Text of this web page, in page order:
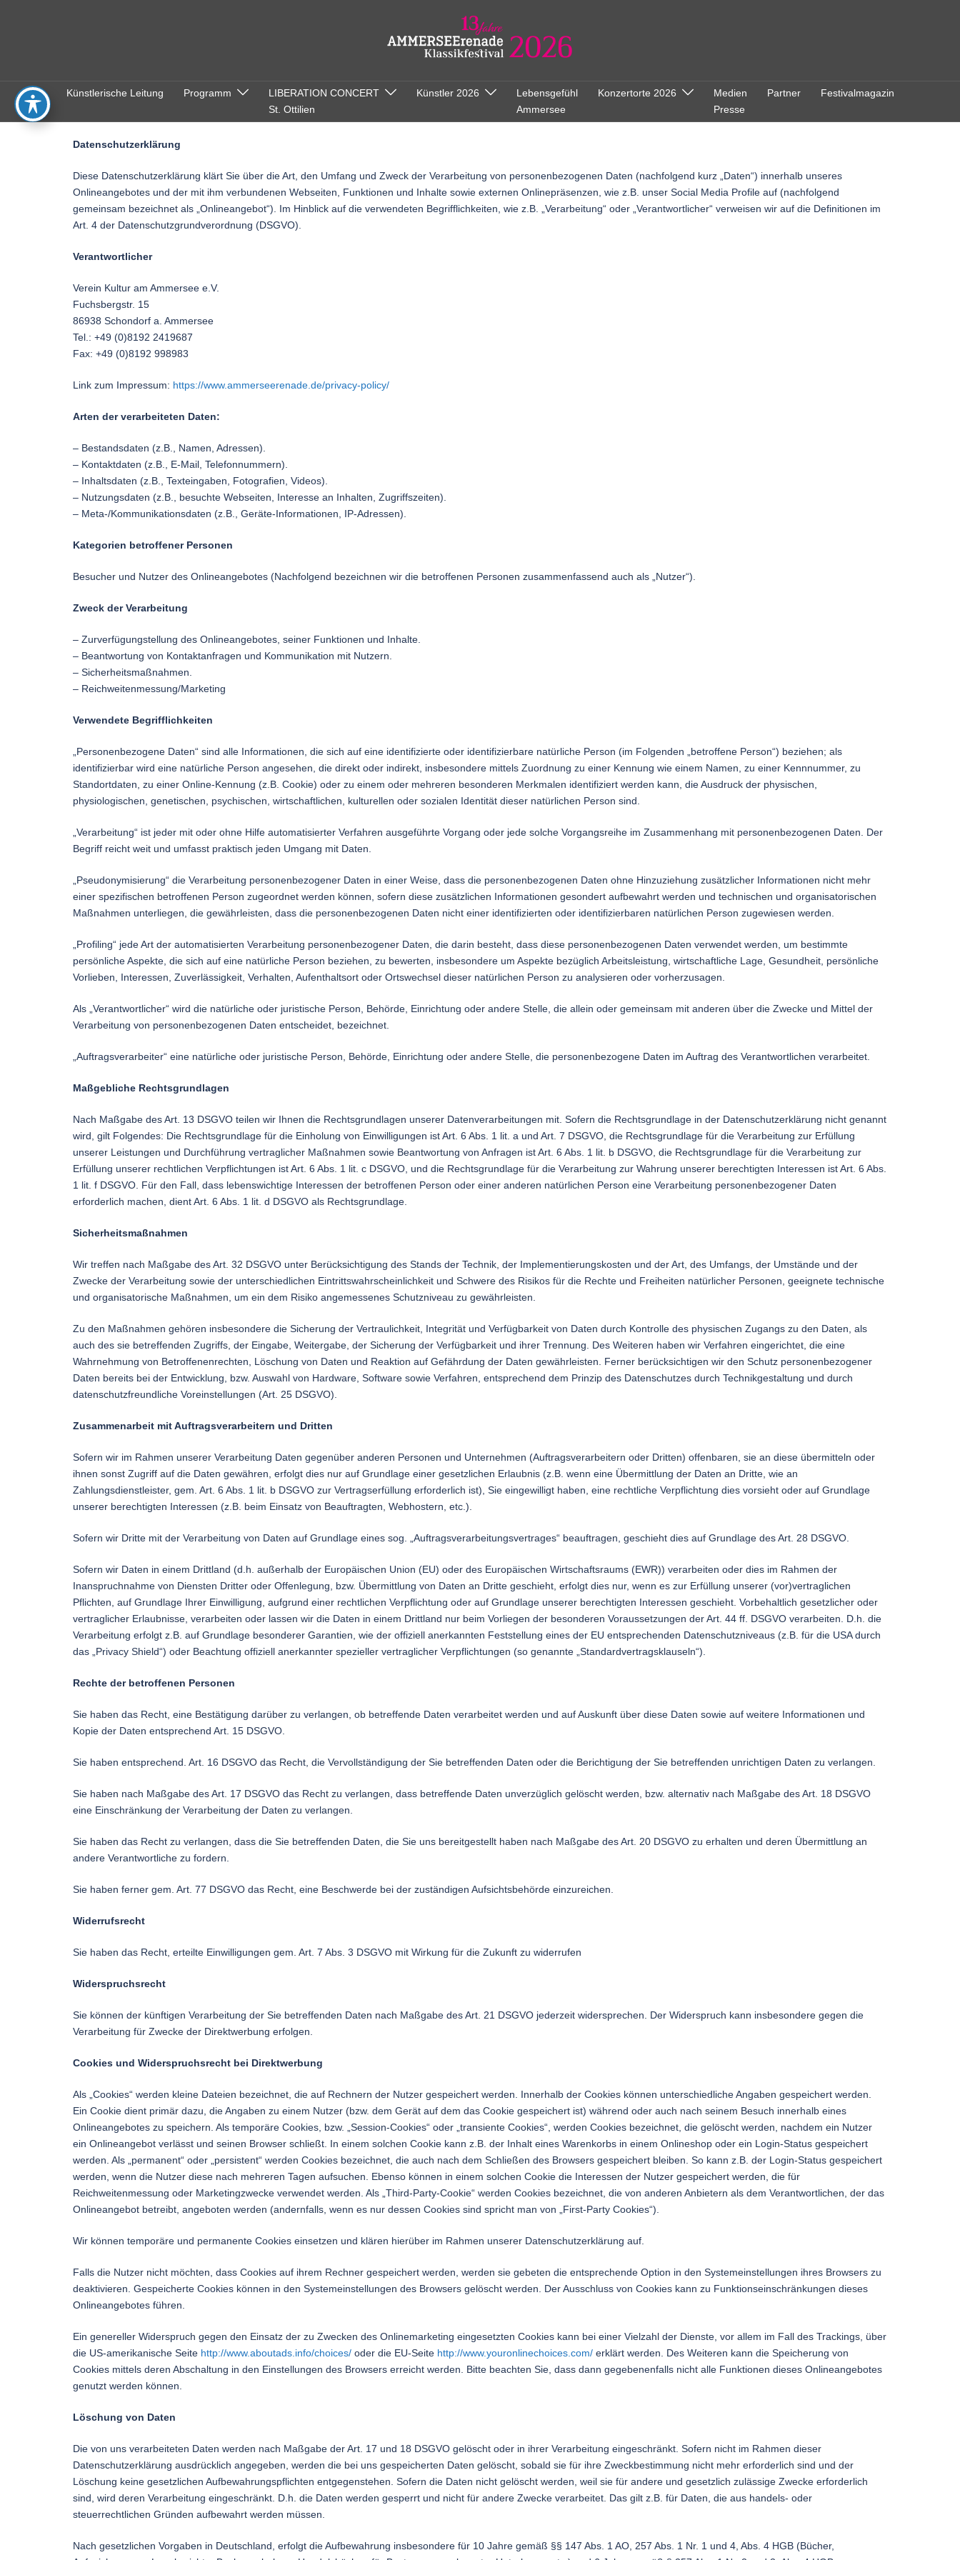
Künstlerische Leitung Programm
LIBERATION CONCERT
St. Ottilien
Künstler 2026
Lebensgefühl
Ammersee
Konzertorte 2026
Medien
Presse
Partner Festivalmagazin
Datenschutzerklärung
Diese Datenschutzerklärung klärt Sie über die Art, den Umfang und Zweck der Verarbeitung von personenbezogenen Daten (nachfolgend kurz „Daten“) innerhalb unseres
Onlineangebotes und der mit ihm verbundenen Webseiten, Funktionen und Inhalte sowie externen Onlinepräsenzen, wie z.B. unser Social Media Profile auf (nachfolgend
gemeinsam bezeichnet als „Onlineangebot“). Im Hinblick auf die verwendeten Begrifflichkeiten, wie z.B. „Verarbeitung“ oder „Verantwortlicher“ verweisen wir auf die Definitionen im
Art. 4 der Datenschutzgrundverordnung (DSGVO).
Verantwortlicher
Verein Kultur am Ammersee e.V.
Fuchsbergstr. 15
86938 Schondorf a. Ammersee
Tel.: +49 (0)8192 2419687
Fax: +49 (0)8192 998983
Link zum Impressum: https://www.ammerseerenade.de/privacy-policy/
Arten der verarbeiteten Daten:
– Bestandsdaten (z.B., Namen, Adressen).
– Kontaktdaten (z.B., E-Mail, Telefonnummern).
– Inhaltsdaten (z.B., Texteingaben, Fotografien, Videos).
– Nutzungsdaten (z.B., besuchte Webseiten, Interesse an Inhalten, Zugriffszeiten).
– Meta-/Kommunikationsdaten (z.B., Geräte-Informationen, IP-Adressen).
Kategorien betroffener Personen
Besucher und Nutzer des Onlineangebotes (Nachfolgend bezeichnen wir die betroffenen Personen zusammenfassend auch als „Nutzer“).
Zweck der Verarbeitung
– Zurverfügungstellung des Onlineangebotes, seiner Funktionen und Inhalte.
– Beantwortung von Kontaktanfragen und Kommunikation mit Nutzern.
– Sicherheitsmaßnahmen.
– Reichweitenmessung/Marketing
Verwendete Begrifflichkeiten
„Personenbezogene Daten“ sind alle Informationen, die sich auf eine identifizierte oder identifizierbare natürliche Person (im Folgenden „betroffene Person“) beziehen; als
identifizierbar wird eine natürliche Person angesehen, die direkt oder indirekt, insbesondere mittels Zuordnung zu einer Kennung wie einem Namen, zu einer Kennnummer, zu
Standortdaten, zu einer Online-Kennung (z.B. Cookie) oder zu einem oder mehreren besonderen Merkmalen identifiziert werden kann, die Ausdruck der physischen,
physiologischen, genetischen, psychischen, wirtschaftlichen, kulturellen oder sozialen Identität dieser natürlichen Person sind.
„Verarbeitung“ ist jeder mit oder ohne Hilfe automatisierter Verfahren ausgeführte Vorgang oder jede solche Vorgangsreihe im Zusammenhang mit personenbezogenen Daten. Der
Begriff reicht weit und umfasst praktisch jeden Umgang mit Daten.
„Pseudonymisierung“ die Verarbeitung personenbezogener Daten in einer Weise, dass die personenbezogenen Daten ohne Hinzuziehung zusätzlicher Informationen nicht mehr
einer spezifischen betroffenen Person zugeordnet werden können, sofern diese zusätzlichen Informationen gesondert aufbewahrt werden und technischen und organisatorischen
Maßnahmen unterliegen, die gewährleisten, dass die personenbezogenen Daten nicht einer identifizierten oder identifizierbaren natürlichen Person zugewiesen werden.
„Profiling“ jede Art der automatisierten Verarbeitung personenbezogener Daten, die darin besteht, dass diese personenbezogenen Daten verwendet werden, um bestimmte
persönliche Aspekte, die sich auf eine natürliche Person beziehen, zu bewerten, insbesondere um Aspekte bezüglich Arbeitsleistung, wirtschaftliche Lage, Gesundheit, persönliche
Vorlieben, Interessen, Zuverlässigkeit, Verhalten, Aufenthaltsort oder Ortswechsel dieser natürlichen Person zu analysieren oder vorherzusagen.
Als „Verantwortlicher“ wird die natürliche oder juristische Person, Behörde, Einrichtung oder andere Stelle, die allein oder gemeinsam mit anderen über die Zwecke und Mittel der
Verarbeitung von personenbezogenen Daten entscheidet, bezeichnet.
„Auftragsverarbeiter“ eine natürliche oder juristische Person, Behörde, Einrichtung oder andere Stelle, die personenbezogene Daten im Auftrag des Verantwortlichen verarbeitet.
Maßgebliche Rechtsgrundlagen
Nach Maßgabe des Art. 13 DSGVO teilen wir Ihnen die Rechtsgrundlagen unserer Datenverarbeitungen mit. Sofern die Rechtsgrundlage in der Datenschutzerklärung nicht genannt
wird, gilt Folgendes: Die Rechtsgrundlage für die Einholung von Einwilligungen ist Art. 6 Abs. 1 lit. a und Art. 7 DSGVO, die Rechtsgrundlage für die Verarbeitung zur Erfüllung
unserer Leistungen und Durchführung vertraglicher Maßnahmen sowie Beantwortung von Anfragen ist Art. 6 Abs. 1 lit. b DSGVO, die Rechtsgrundlage für die Verarbeitung zur
Erfüllung unserer rechtlichen Verpflichtungen ist Art. 6 Abs. 1 lit. c DSGVO, und die Rechtsgrundlage für die Verarbeitung zur Wahrung unserer berechtigten Interessen ist Art. 6 Abs.
1 lit. f DSGVO. Für den Fall, dass lebenswichtige Interessen der betroffenen Person oder einer anderen natürlichen Person eine Verarbeitung personenbezogener Daten
erforderlich machen, dient Art. 6 Abs. 1 lit. d DSGVO als Rechtsgrundlage.
Sicherheitsmaßnahmen
Wir treffen nach Maßgabe des Art. 32 DSGVO unter Berücksichtigung des Stands der Technik, der Implementierungskosten und der Art, des Umfangs, der Umstände und der
Zwecke der Verarbeitung sowie der unterschiedlichen Eintrittswahrscheinlichkeit und Schwere des Risikos für die Rechte und Freiheiten natürlicher Personen, geeignete technische
und organisatorische Maßnahmen, um ein dem Risiko angemessenes Schutzniveau zu gewährleisten.
Zu den Maßnahmen gehören insbesondere die Sicherung der Vertraulichkeit, Integrität und Verfügbarkeit von Daten durch Kontrolle des physischen Zugangs zu den Daten, als
auch des sie betreffenden Zugriffs, der Eingabe, Weitergabe, der Sicherung der Verfügbarkeit und ihrer Trennung. Des Weiteren haben wir Verfahren eingerichtet, die eine
Wahrnehmung von Betroffenenrechten, Löschung von Daten und Reaktion auf Gefährdung der Daten gewährleisten. Ferner berücksichtigen wir den Schutz personenbezogener
Daten bereits bei der Entwicklung, bzw. Auswahl von Hardware, Software sowie Verfahren, entsprechend dem Prinzip des Datenschutzes durch Technikgestaltung und durch
datenschutzfreundliche Voreinstellungen (Art. 25 DSGVO).
Zusammenarbeit mit Auftragsverarbeitern und Dritten
Sofern wir im Rahmen unserer Verarbeitung Daten gegenüber anderen Personen und Unternehmen (Auftragsverarbeitern oder Dritten) offenbaren, sie an diese übermitteln oder
ihnen sonst Zugriff auf die Daten gewähren, erfolgt dies nur auf Grundlage einer gesetzlichen Erlaubnis (z.B. wenn eine Übermittlung der Daten an Dritte, wie an
Zahlungsdienstleister, gem. Art. 6 Abs. 1 lit. b DSGVO zur Vertragserfüllung erforderlich ist), Sie eingewilligt haben, eine rechtliche Verpflichtung dies vorsieht oder auf Grundlage
unserer berechtigten Interessen (z.B. beim Einsatz von Beauftragten, Webhostern, etc.).
Sofern wir Dritte mit der Verarbeitung von Daten auf Grundlage eines sog. „Auftragsverarbeitungsvertrages“ beauftragen, geschieht dies auf Grundlage des Art. 28 DSGVO.
Sofern wir Daten in einem Drittland (d.h. außerhalb der Europäischen Union (EU) oder des Europäischen Wirtschaftsraums (EWR)) verarbeiten oder dies im Rahmen der
Inanspruchnahme von Diensten Dritter oder Offenlegung, bzw. Übermittlung von Daten an Dritte geschieht, erfolgt dies nur, wenn es zur Erfüllung unserer (vor)vertraglichen
Pflichten, auf Grundlage Ihrer Einwilligung, aufgrund einer rechtlichen Verpflichtung oder auf Grundlage unserer berechtigten Interessen geschieht. Vorbehaltlich gesetzlicher oder
vertraglicher Erlaubnisse, verarbeiten oder lassen wir die Daten in einem Drittland nur beim Vorliegen der besonderen Voraussetzungen der Art. 44 ff. DSGVO verarbeiten. D.h. die
Verarbeitung erfolgt z.B. auf Grundlage besonderer Garantien, wie der offiziell anerkannten Feststellung eines der EU entsprechenden Datenschutzniveaus (z.B. für die USA durch
das „Privacy Shield“) oder Beachtung offiziell anerkannter spezieller vertraglicher Verpflichtungen (so genannte „Standardvertragsklauseln“).
Rechte der betroffenen Personen
Sie haben das Recht, eine Bestätigung darüber zu verlangen, ob betreffende Daten verarbeitet werden und auf Auskunft über diese Daten sowie auf weitere Informationen und
Kopie der Daten entsprechend Art. 15 DSGVO.
Sie haben entsprechend. Art. 16 DSGVO das Recht, die Vervollständigung der Sie betreffenden Daten oder die Berichtigung der Sie betreffenden unrichtigen Daten zu verlangen.
Sie haben nach Maßgabe des Art. 17 DSGVO das Recht zu verlangen, dass betreffende Daten unverzüglich gelöscht werden, bzw. alternativ nach Maßgabe des Art. 18 DSGVO
eine Einschränkung der Verarbeitung der Daten zu verlangen.
Sie haben das Recht zu verlangen, dass die Sie betreffenden Daten, die Sie uns bereitgestellt haben nach Maßgabe des Art. 20 DSGVO zu erhalten und deren Übermittlung an
andere Verantwortliche zu fordern.
Sie haben ferner gem. Art. 77 DSGVO das Recht, eine Beschwerde bei der zuständigen Aufsichtsbehörde einzureichen.
Widerrufsrecht
Sie haben das Recht, erteilte Einwilligungen gem. Art. 7 Abs. 3 DSGVO mit Wirkung für die Zukunft zu widerrufen
Widerspruchsrecht
Sie können der künftigen Verarbeitung der Sie betreffenden Daten nach Maßgabe des Art. 21 DSGVO jederzeit widersprechen. Der Widerspruch kann insbesondere gegen die
Verarbeitung für Zwecke der Direktwerbung erfolgen.
Cookies und Widerspruchsrecht bei Direktwerbung
Als „Cookies“ werden kleine Dateien bezeichnet, die auf Rechnern der Nutzer gespeichert werden. Innerhalb der Cookies können unterschiedliche Angaben gespeichert werden.
Ein Cookie dient primär dazu, die Angaben zu einem Nutzer (bzw. dem Gerät auf dem das Cookie gespeichert ist) während oder auch nach seinem Besuch innerhalb eines
Onlineangebotes zu speichern. Als temporäre Cookies, bzw. „Session-Cookies“ oder „transiente Cookies“, werden Cookies bezeichnet, die gelöscht werden, nachdem ein Nutzer
ein Onlineangebot verlässt und seinen Browser schließt. In einem solchen Cookie kann z.B. der Inhalt eines Warenkorbs in einem Onlineshop oder ein Login-Status gespeichert
werden. Als „permanent“ oder „persistent“ werden Cookies bezeichnet, die auch nach dem Schließen des Browsers gespeichert bleiben. So kann z.B. der Login-Status gespeichert
werden, wenn die Nutzer diese nach mehreren Tagen aufsuchen. Ebenso können in einem solchen Cookie die Interessen der Nutzer gespeichert werden, die für
Reichweitenmessung oder Marketingzwecke verwendet werden. Als „Third-Party-Cookie“ werden Cookies bezeichnet, die von anderen Anbietern als dem Verantwortlichen, der das
Onlineangebot betreibt, angeboten werden (andernfalls, wenn es nur dessen Cookies sind spricht man von „First-Party Cookies“).
Wir können temporäre und permanente Cookies einsetzen und klären hierüber im Rahmen unserer Datenschutzerklärung auf.
Falls die Nutzer nicht möchten, dass Cookies auf ihrem Rechner gespeichert werden, werden sie gebeten die entsprechende Option in den Systemeinstellungen ihres Browsers zu
deaktivieren. Gespeicherte Cookies können in den Systemeinstellungen des Browsers gelöscht werden. Der Ausschluss von Cookies kann zu Funktionseinschränkungen dieses
Onlineangebotes führen.
Ein genereller Widerspruch gegen den Einsatz der zu Zwecken des Onlinemarketing eingesetzten Cookies kann bei einer Vielzahl der Dienste, vor allem im Fall des Trackings, über
die US-amerikanische Seite http://www.aboutads.info/choices/ oder die EU-Seite http://www.youronlinechoices.com/ erklärt werden. Des Weiteren kann die Speicherung von
Cookies mittels deren Abschaltung in den Einstellungen des Browsers erreicht werden. Bitte beachten Sie, dass dann gegebenenfalls nicht alle Funktionen dieses Onlineangebotes
genutzt werden können.
Löschung von Daten
Die von uns verarbeiteten Daten werden nach Maßgabe der Art. 17 und 18 DSGVO gelöscht oder in ihrer Verarbeitung eingeschränkt. Sofern nicht im Rahmen dieser
Datenschutzerklärung ausdrücklich angegeben, werden die bei uns gespeicherten Daten gelöscht, sobald sie für ihre Zweckbestimmung nicht mehr erforderlich sind und der
Löschung keine gesetzlichen Aufbewahrungspflichten entgegenstehen. Sofern die Daten nicht gelöscht werden, weil sie für andere und gesetzlich zulässige Zwecke erforderlich
sind, wird deren Verarbeitung eingeschränkt. D.h. die Daten werden gesperrt und nicht für andere Zwecke verarbeitet. Das gilt z.B. für Daten, die aus handels- oder
steuerrechtlichen Gründen aufbewahrt werden müssen.
Nach gesetzlichen Vorgaben in Deutschland, erfolgt die Aufbewahrung insbesondere für 10 Jahre gemäß §§ 147 Abs. 1 AO, 257 Abs. 1 Nr. 1 und 4, Abs. 4 HGB (Bücher,